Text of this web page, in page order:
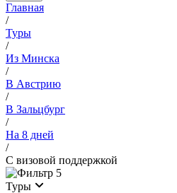
Главная
/
Туры
/
Из Минска
/
В Австрию
/
В Зальцбург
/
На 8 дней
/
С визовой поддержкой
5
Туры